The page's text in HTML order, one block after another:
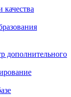
дополнительного